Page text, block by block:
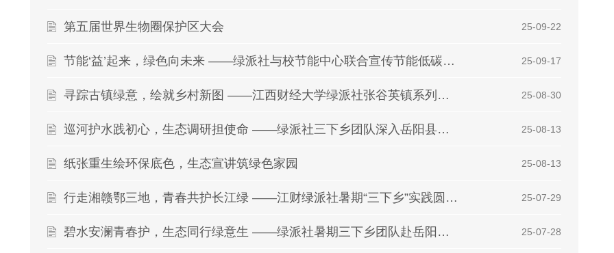
第五届世界生物圈保护区大会 | 25-09-22
节能‘益’起来，绿色向未来 ——绿派社与校节能中心联合宣传节能低碳风尚 | 25-09-17
寻踪古镇绿意，绘就乡村新图 ——江西财经大学绿派社张谷英镇系列活动纪实 | 25-08-30
巡河护水践初心，生态调研担使命 ——绿派社三下乡团队深入岳阳县开展环保活动 | 25-08-13
纸张重生绘环保底色，生态宣讲筑绿色家园 | 25-08-13
行走湘赣鄂三地，青春共护长江绿 ——江财绿派社暑期“三下乡”实践圆满结束 | 25-07-29
碧水安澜青春护，生态同行绿意生 ——绿派社暑期三下乡团队赴岳阳开展生态实践 | 25-07-28